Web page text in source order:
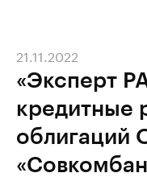
«Эксперт
кредитные
облигаций
21.11.2022